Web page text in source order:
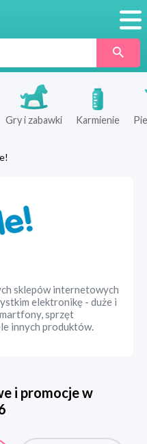
Gry i zabawki Karmienie
sklepów internetowych
elektronikę - duże i
sprzęt
innych produktów.
i promocje w